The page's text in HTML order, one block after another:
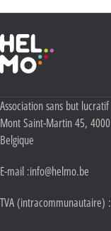
Haute École Libre Mosane
Adresse :
Association sans but lucratif
Mont Saint-Martin 45, 4000
Belgique
E-mail :info@helmo.be
TVA (intracommunautaire) :